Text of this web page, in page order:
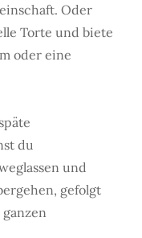
Oder
Torte und biete
oder eine
du
und
gefolgt